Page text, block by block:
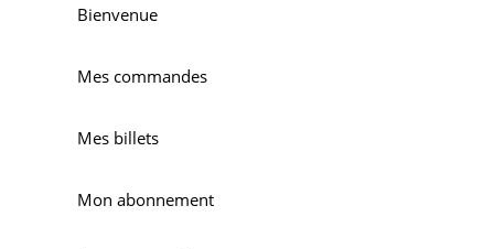
Bienvenue
Mes commandes
Mes billets
Mon abonnement